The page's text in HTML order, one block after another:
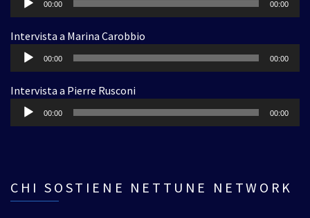
Player
00:00 00:00
Intervista a Marina Carobbio
Audio
Player
00:00 00:00
Intervista a Pierre Rusconi
Audio
Player
00:00 00:00
CHI SOSTIENE NETTUNE NETWORK